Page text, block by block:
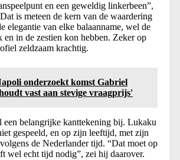
en een geweldig linkerbeen”,
is meteen de kern van de waardering
elegantie van elke balaanname, wel de
in de zestien kon hebben. Zeker op
zeldzaam krachtig.
onderzoekt komst Gabriel
vast aan stevige vraagprijs'
een belangrijke kanttekening bij. Lukaku
gespeeld, en op zijn leeftijd, met zijn
de Nederlander tijd. “Dat moet op
wel echt tijd nodig”, zei hij daarover.